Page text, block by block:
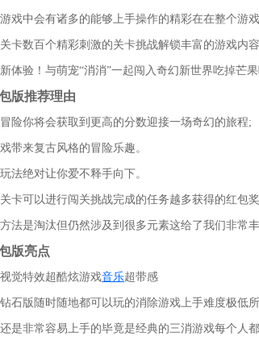
戏中会有诸多的能够上手操作的精彩在在整个游戏
卡数百个精彩刺激的关卡挑战解锁丰富的游戏内容
体验！与萌宠“消消”一起闯入奇幻新世界吃掉芒
版推荐理由
险你将会获取到更高的分数迎接一场奇幻的旅程;
带来复古风格的冒险乐趣。
法绝对让你爱不释手向下。
卡可以进行闯关挑战完成的任务越多获得的红包奖
法是淘汰但仍然涉及到很多元素这给了我们非常丰
版亮点
觉特效超酷炫游戏音乐超带感
石版随时随地都可以玩的消除游戏上手难度极低
是非常容易上手的毕竟是经典的三消游戏每个人都